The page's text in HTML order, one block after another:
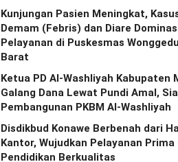
Kunjungan Pasien Meningkat,
Demam (Febris) dan Diare
Pelayanan di Puskesmas
Barat
Ketua PD Al-Washliyah Kabupaten
Galang Dana Lewat Pundi Amal,
Pembangunan PKBM Al-Washliyah
Disdikbud Konawe Berbenah dari
Kantor, Wujudkan Pelayanan Prima
Pendidikan Berkualitas